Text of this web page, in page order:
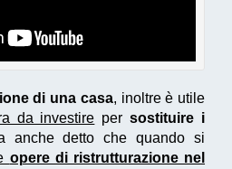
di una casa, inoltre è utile
da investire persostituire i
anche detto che quando si
opere di ristrutturazione nel